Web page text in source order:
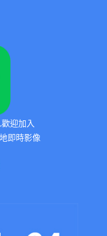
迎加入
即時影像